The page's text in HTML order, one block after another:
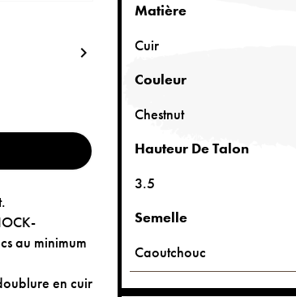
Matière
Cuir
Couleur
Chestnut
Hauteur De Talon
3.5
Semelle
Caoutchouc

au minimum
en cuir